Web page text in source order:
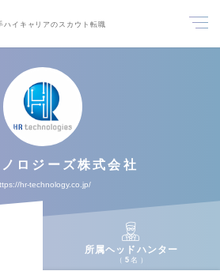
ハイキャリアのスカウト転職
ロジーズ株式会社
hr-technology.co.jp/
所属ヘッドハンター
5 名